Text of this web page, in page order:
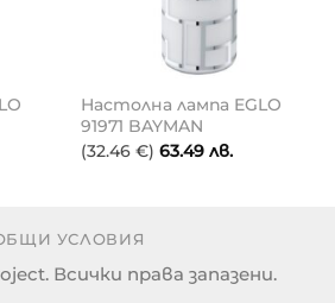
Настолна лампа EGLO
91971 BAYMAN
(32.46 €) 63.49 лв.
УСЛОВИЯ
Всички права запазени.